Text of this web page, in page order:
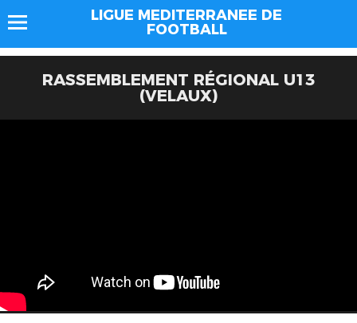
LIGUE MEDITERRANEE DE
FOOTBALL
RASSEMBLEMENT RÉGIONAL U13
(VELAUX)